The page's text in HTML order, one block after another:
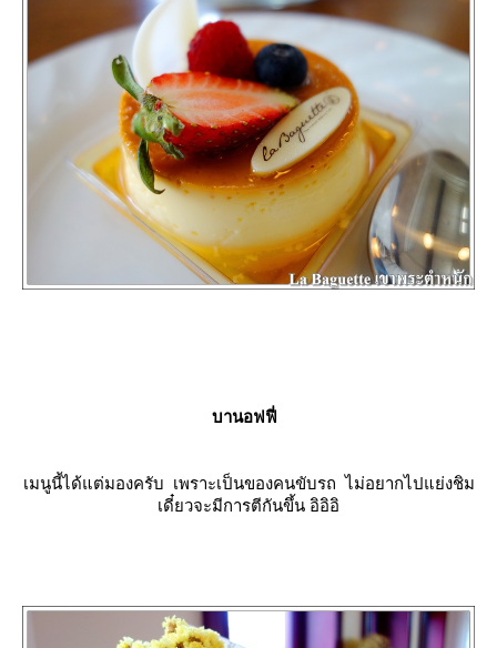
บานอฟฟี่
เมนูนี้ได้แต่มองครับ เพราะเป็นของคนขับรถ ไม่อยากไปแย่งชิม
เดี๋ยวจะมีการตีกันขึ้น อิอิอิ